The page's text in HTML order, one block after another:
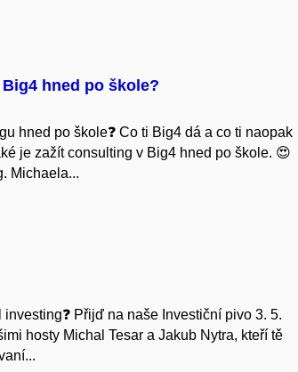
hned po škole?
hned po škole❓ Co ti Big4 dá a co ti naopak
je zažít consulting v Big4 hned po škole. 😍
Michaela...
Přijď na naše Investiční pivo 3. 5.
hosty Michal Tesar a Jakub Nytra, kteří tě